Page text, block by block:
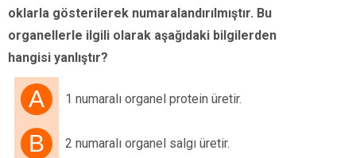
oklarla gösterilerek numaralandırılmıştır. Bu
organellerle ilgili olarak aşağıdaki bilgilerden
hangisi yanlıştır?
A 1 numaralı organel protein üretir.
B 2 numaralı organel salgı üretir.